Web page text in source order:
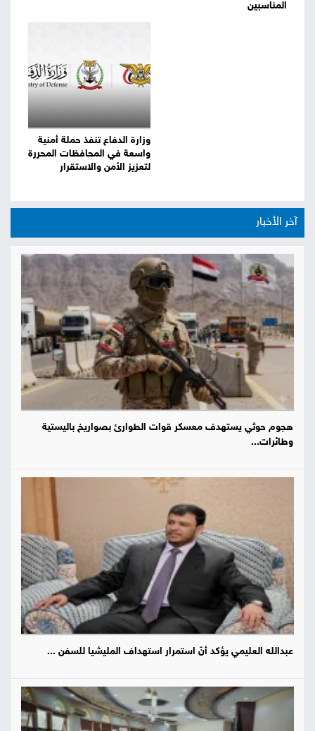
المناسبين
وزارة الدفاع تنفذ حملة أمنية
واسعة في المحافظات المحررة
لتعزيز الأمن والاستقرار
آخر الأخبار
هجوم حوثي يستهدف معسكر قوات الطوارئ بصواريخ باليستية
وطائرات...
عبدالله العليمي يؤكد أنّ استمرار استهداف المليشيا للسفن ...